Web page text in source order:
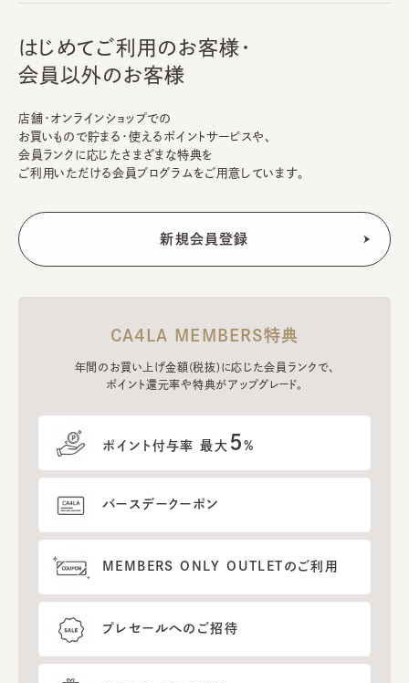
はじめてご利用のお客様・
会員以外のお客様
店舗・オンラインショップでの
お買いもので貯まる・使えるポイントサービスや、
会員ランクに応じたさまざまな特典を
ご利用いただける会員プログラムをご用意しています。
CA4LA MEMBERS特典
年間のお買い上げ金額(税抜)に応じた会員ランクで、
ポイント還元率や特典がアップグレード。
ポイント付与率 最大 5%
バースデークーポン
MEMBERS ONLY OUTLETのご利用
プレセールへのご招待